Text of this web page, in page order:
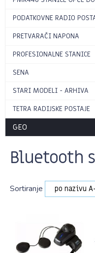
PODATKOVNE RADIO
PRETVARAČI NAPONA
PROFESIONALNE STANICE
SENA
STARI MODELI - ARHIVA
TETRA RADIJSKE POSTAJE
GEO
Bluetooth
Sortiranje